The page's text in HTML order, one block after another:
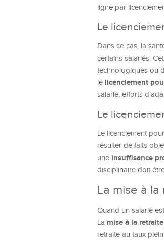
ligne par
Le
Dans ce cas, la
certains salariés.
technologiques ou
le licenciement
salarié, efforts
Le
Le licenciement pour
résulter de faits
une insuffisance
disciplinaire doit
La mise à
Quand un salarié
La mise à la retraite
retraite au taux